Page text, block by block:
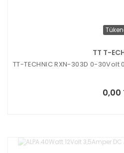
TT T-
TT-TECHNIC RXN-303D 0-
0,00